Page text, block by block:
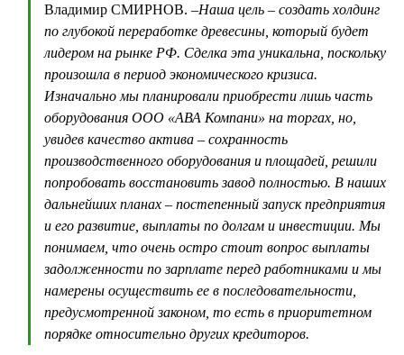
Владимир СМИРНОВ. –Наша цель – создать холдинг
по глубокой переработке древесины, который будет
лидером на рынке РФ. Сделка эта уникальна, поскольку
произошла в период экономического кризиса.
Изначально мы планировали приобрести лишь часть
оборудования ООО «АВА Компани» на торгах, но,
увидев качество актива – сохранность
производственного оборудования и площадей, решили
попробовать восстановить завод полностью. В наших
дальнейших планах – постепенный запуск предприятия
и его развитие, выплаты по долгам и инвестиции. Мы
понимаем, что очень остро стоит вопрос выплаты
задолженности по зарплате перед работниками и мы
намерены осуществить ее в последовательности,
предусмотренной законом, то есть в приоритетном
порядке относительно других кредиторов.